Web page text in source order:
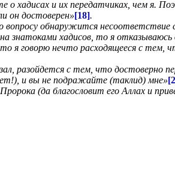
о хадисах и их передатчиках, чем я.
он достоверен»[18].
вопросу обнаружится
знатоками хадисов, то я
я говорю нечто расходящееся с тем,
разойдется с тем, что достоверно
и вы не подражайте (таклид) мне»
(да благословит его Аллах и